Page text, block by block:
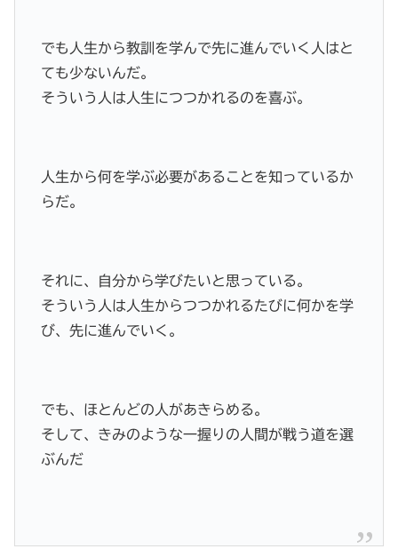
でも人生から教訓を学んで先に進んでいく人はと
ても少ないんだ。
そういう人は人生につつかれるのを喜ぶ。
人生から何を学ぶ必要があることを知っているか
らだ。
それに、自分から学びたいと思っている。
そういう人は人生からつつかれるたびに何かを学
び、先に進んでいく。
でも、ほとんどの人があきらめる。
そして、きみのような一握りの人間が戦う道を選
ぶんだ